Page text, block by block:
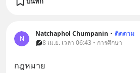
N
Natchaphol Chumpanin • ติดตาม
8 เม.ย. เวลา 06:43 • การศึกษา
กฎหมาย